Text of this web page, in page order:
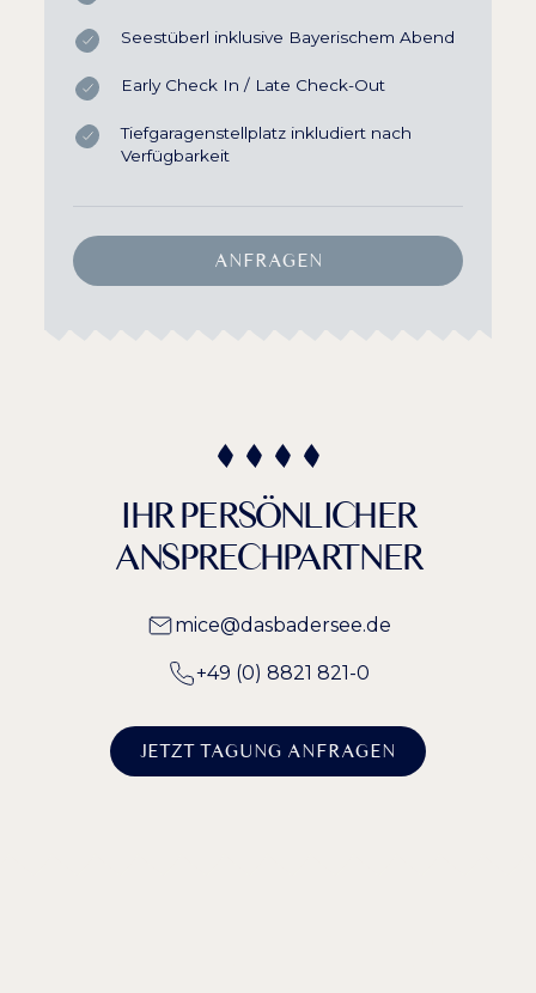
Seestüberl inklusive Bayerischem Abend
Early Check In / Late Check-Out
Tiefgaragenstellplatz inkludiert nach
Verfügbarkeit
ANFRAGEN
IHR PERSÖNLICHER
ANSPRECHPARTNER
mice@dasbadersee.de
+49 (0) 8821 821-0
JETZT TAGUNG ANFRAGEN